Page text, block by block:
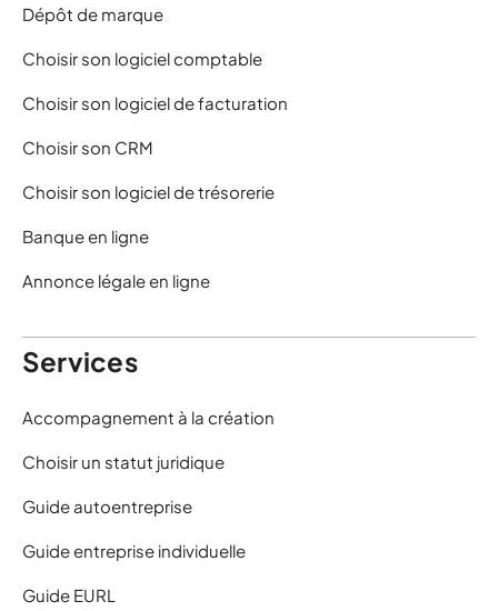
Dépôt de marque
Choisir son logiciel comptable
Choisir son logiciel de facturation
Choisir son CRM
Choisir son logiciel de trésorerie
Banque en ligne
Annonce légale en ligne
Services
Accompagnement à la création
Choisir un statut juridique
Guide autoentreprise
Guide entreprise individuelle
Guide EURL